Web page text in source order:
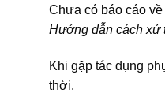
Chưa có báo cáo
Hướng dẫn cách xử
Khi gặp tác dụng
thời.